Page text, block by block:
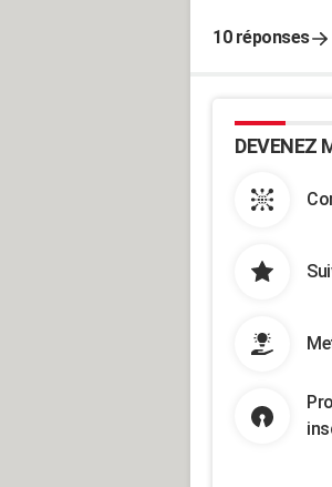
10 réponses
DEVENEZ